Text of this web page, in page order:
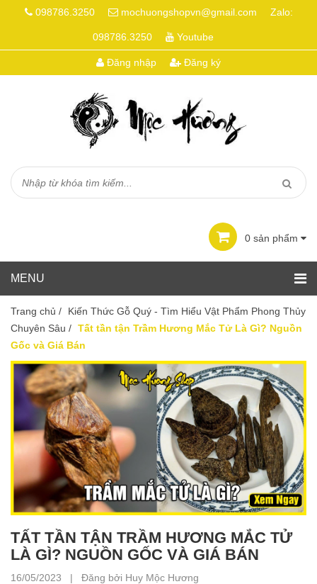
098786.3250 mochuongshopvn@gmail.com Zalo:
098786.3250 Youtube
Đăng nhập Đăng ký
0 sản phẩm
Trang chủ /
Kiến Thức Gỗ Quý - Tìm Hiểu Vật Phẩm Phong Thủy
Chuyên Sâu / Tất tần tận Trầm Hương Mắc Tử Là Gì? Nguồn
Gốc và Giá Bán
TẤT TẦN TẬN TRẦM HƯƠNG MẮC TỬ
LÀ GÌ? NGUỒN GỐC VÀ GIÁ BÁN
16/05/2023 | Đăng bởi Huy Mộc Hương